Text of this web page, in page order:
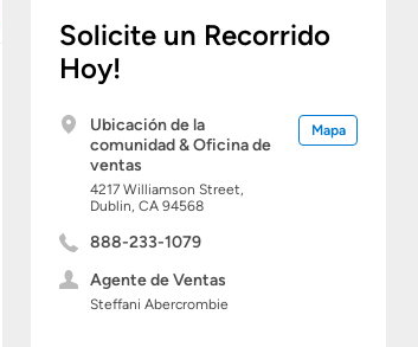
Solicite un Recorrido
Hoy!
Ubicación de la
comunidad & Oficina de
ventas
4217 Williamson Street,
Dublin, CA 94568
Mapa
888-233-1079
Agente de Ventas
Steffani Abercrombie